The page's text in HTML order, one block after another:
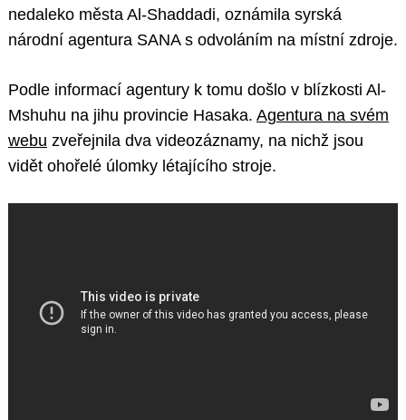
nedaleko města Al-Shaddadi, oznámila syrská
národní agentura SANA s odvoláním na místní zdroje.
Podle informací agentury k tomu došlo v blízkosti Al-
Mshuhu na jihu provincie Hasaka. Agentura na svém
webu zveřejnila dva videozáznamy, na nichž jsou
vidět ohořelé úlomky létajícího stroje.